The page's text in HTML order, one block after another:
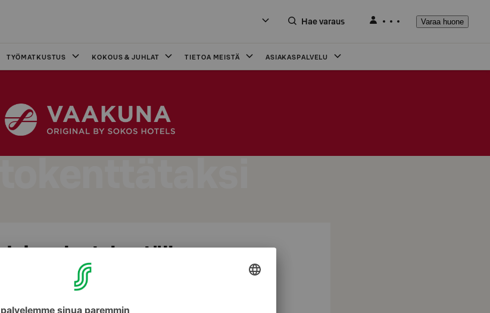
Hae varaus Varaa huone
TYÖMATKUSTUS KOKOUS & JUHLAT TIETOA MEISTÄ ASIAKASPALVELU
lentokentälle
kyydissä
Sami